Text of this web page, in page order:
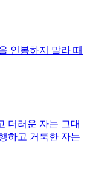
인봉하지 말라 때
더러운 자는 그대
하고 거룩한 자는